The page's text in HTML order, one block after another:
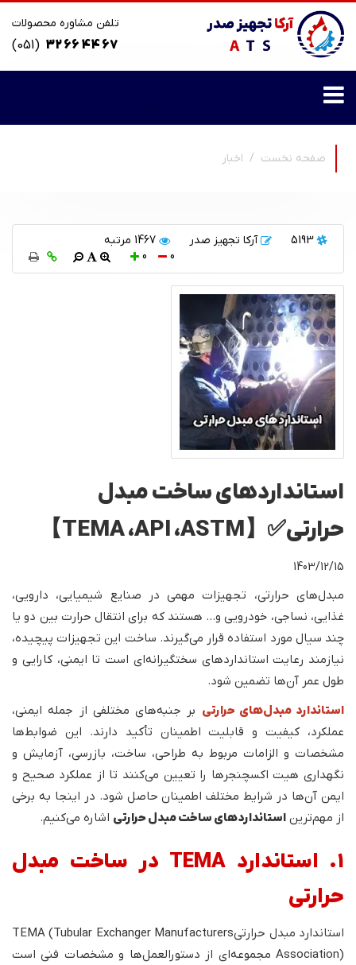
تلفن مشاوره محصولات
(051) 32 66 44 67
صفحه نخست اخبار
5193 آرکا تجهیز صدر
1467 مرتبه
0
0
استانداردهای ساخت مبدل‌
حرارتی✅【TEMA ،API ،ASTM】
1403/12/15
مبدل‌های حرارتی، تجهیزات مهمی در صنایع شیمیایی، دارویی،
غذایی، نساجی، خودرویی و... هستند که برای انتقال حرارت بین دو یا
چند سیال مورد استفاده قرار می‌گیرند. ساخت این تجهیزات پیچیده،
نیازمند رعایت استانداردهای سختگیرانه‌ای است تا ایمنی، کارایی و
طول عمر آن‌ها تضمین شود.
استاندارد مبدل‌های‌ حرارتی بر جنبه‌های مختلفی از جمله ایمنی،
عملکرد، کیفیت و قابلیت اطمینان تأکید دارند. این ضوابط‌ها
مشخصات و الزامات مربوط به طراحی، ساخت، بازرسی، آزمایش و
نگهداری هیت اکسچنجرها را تعیین می‌کنند تا از عملکرد صحیح و
ایمن آن‌ها در شرایط مختلف اطمینان حاصل شود. در اینجا به برخی
از مهم‌ترین استانداردهای ساخت مبدل حرارتی اشاره می‌کنیم.
1. استاندارد TEMA در ساخت مبدل
حرارتی
استاندارد مبدل حرارتیTEMA (Tubular Exchanger Manufacturers
Association) مجموعه‌ای از دستورالعمل‌ها و مشخصات فنی است